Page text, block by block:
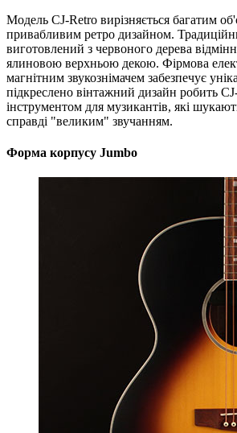
Модель CJ-Retro вирізняється багатим
привабливим ретро дизайном.
виготовлений з червоного дерева
ялиновою верхньою декою. Фірмова
магнітним звукознімачем забезпечує
підкреслено вінтажний дизайн робить
інструментом для музикантів, які
справді "великим" звучанням.
Форма корпусу Jumbo